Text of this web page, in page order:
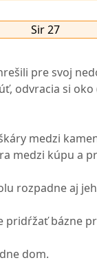
Sir 27
pre svoj
odvracia si oko
medzi
medzi kúpu a
rozpadne aj
pridŕžať bázne
dom.